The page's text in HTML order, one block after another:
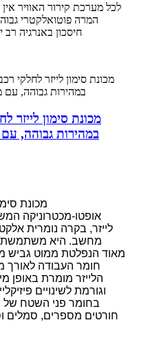
לכל מערכת קירור האוויר
המרה פוטואלקטרי
חיסכון באנרגיה רב
מכונת סימון לייזר
מכונת
אופטו-מכטרוניקה
לייזר, בקרה נומרית
מחשב. היא משתמשת
מאוד הנפלטת ממוט גביש
חומר העבודה לאורך
הלייזר מומרת באופן
וגורמת לשינויים
בחומר פני השטח של
חורטים מספרים, סמלים